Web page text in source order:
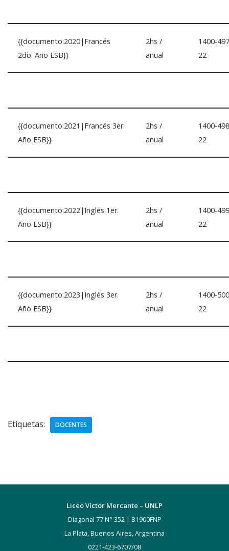
{{documento:2020|Francés
2do. Año ESB}}
2hs /
anual
1400-
22
{{documento:2021|Francés 3er.
Año ESB}}
2hs /
anual
1400-
22
{{documento:2022|Inglés 1er.
Año ESB}}
2hs /
anual
1400-
22
{{documento:2023|Inglés 3er.
Año ESB}}
2hs /
anual
1400-
22
Etiquetas: DOCENTES
Liceo Víctor Mercante – UNLP
Diagonal 77 N° 352 | B1900FNP
La Plata, Buenos Aires, Argentina
0221-423-6707/08